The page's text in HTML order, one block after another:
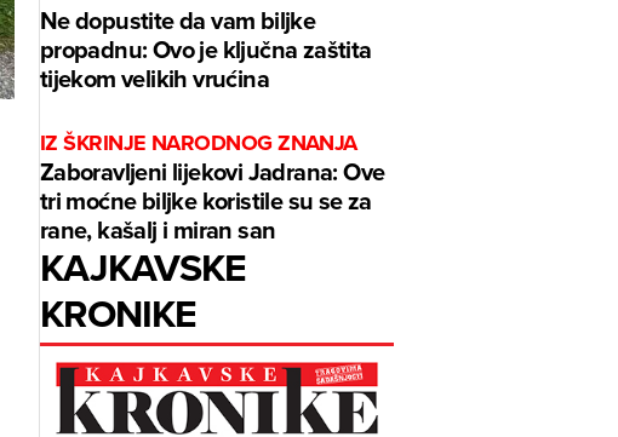
Ne dopustite da vam biljke
propadnu: Ovo je ključna zaštita
tijekom velikih vrućina
IZ ŠKRINJE NARODNOG ZNANJA
Zaboravljeni lijekovi Jadrana: Ove
tri moćne biljke koristile su se za
rane, kašalj i miran san
KAJKAVSKE
KRONIKE